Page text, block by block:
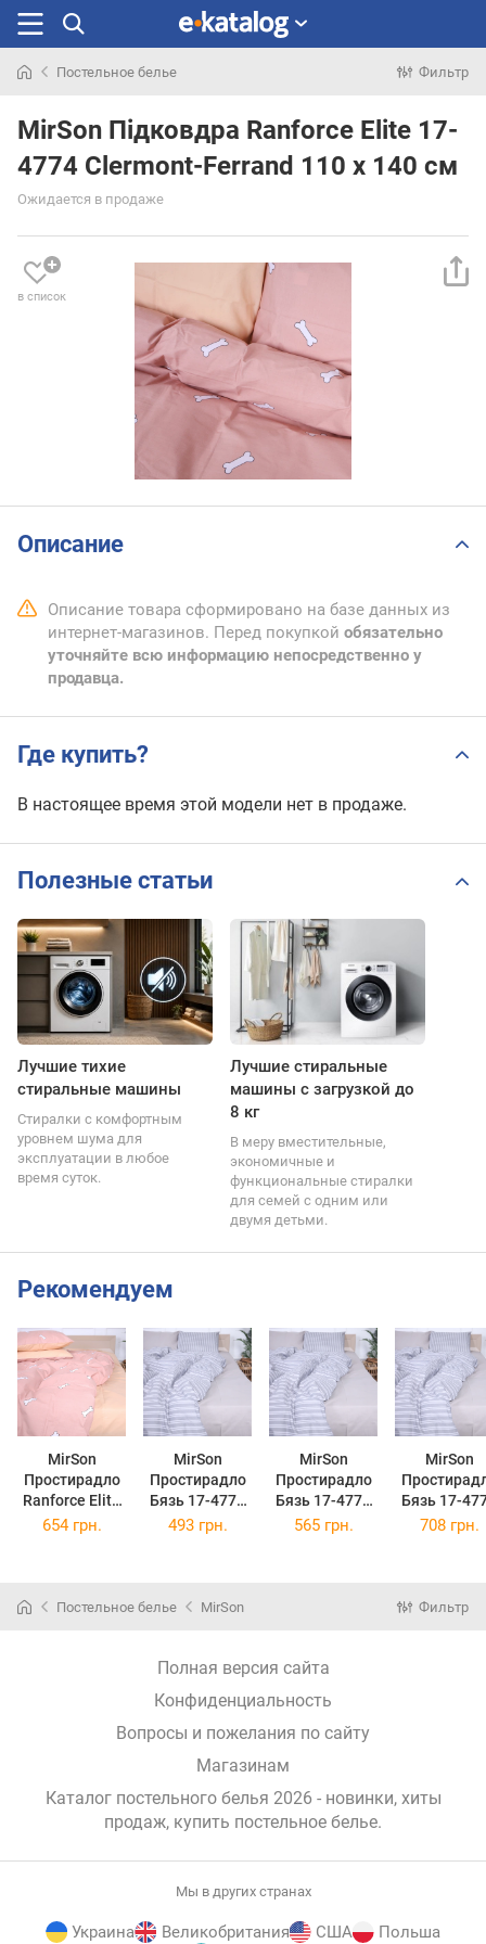
раньше
Постельное белье Фильтр
MirSon Підковдра Ranforce Elite 17-
4774 Clermont-Ferrand 110 x 140 см
Ожидается в продаже
в список
Описание
Описание товара сформировано на базе данных из
интернет-магазинов. Перед покупкой обязательно
уточняйте всю информацию непосредственно у
продавца.
Где купить?
В настоящее время этой модели нет в продаже.
Полезные статьи
Лучшие тихие
стиральные машины
Стиралки с комфортным
уровнем шума для
эксплуатации в любое
время суток.
Лучшие стиральные
машины с загрузкой до
8 кг
В меру вместительные,
экономичные и
функциональные стиралки
для семей с одним или
двумя детьми.
Рекомендуем
MirSon
Простирадло
Ranforce Elite
17-4774
MirSon
Простирадло
Бязь 17-4775
Amiens
MirSon
Простирадло
Бязь 17-4775
Amiens
MirSon
Бязь 17-
Amiens
654 грн. 493 грн. 565 грн. 708 грн.
Постельное белье MirSon Фильтр
Полная версия сайта
Конфиденциальность
Вопросы и пожелания по сайту
Магазинам
Каталог постельного белья 2026 - новинки, хиты
продаж, купить постельное белье.
Мы в других странах
Украина Великобритания США Польша